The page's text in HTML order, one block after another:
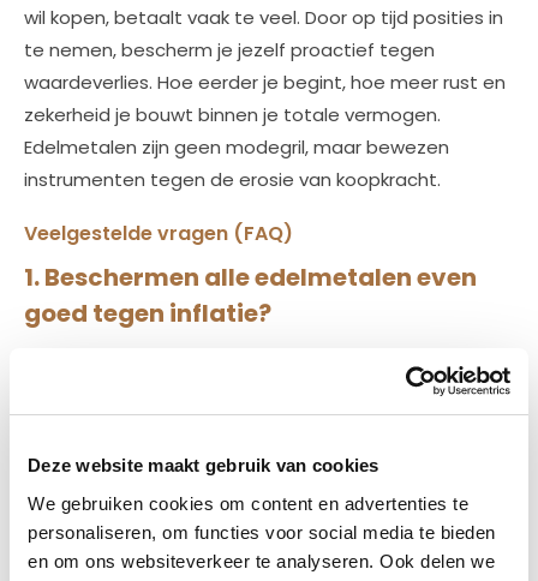
Deze website maakt gebruik van cookies
We gebruiken cookies om content en advertenties te
personaliseren, om functies voor social media te bieden
en om ons websiteverkeer te analyseren. Ook delen we
wil kopen, betaalt vaak te veel. Door op tijd posities in
te nemen, bescherm je jezelf proactief tegen
waardeverlies. Hoe eerder je begint, hoe meer rust en
zekerheid je bouwt binnen je totale vermogen.
Edelmetalen zijn geen modegril, maar bewezen
instrumenten tegen de erosie van koopkracht.
Veelgestelde vragen (FAQ)
1. Beschermen alle edelmetalen even
goed tegen inflatie?
Goud wordt het meest gebruikt als bescherming.
Zilver, platina en palladium bieden ook bescherming,
2. Wanneer moet ik edelmetalen kopen
bij inflatie?
Het beste moment is vóórdat inflatie stijgt. Zodra de